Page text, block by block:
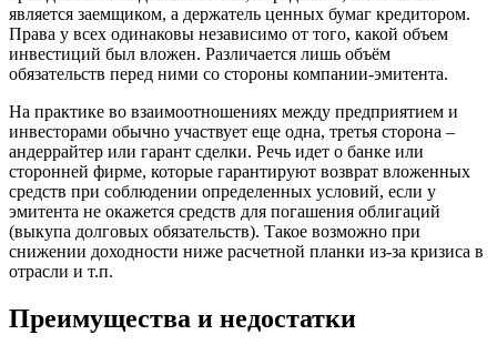
является заемщиком, а держатель ценных бумаг кредитором.
Права у всех одинаковы независимо от того, какой объем
инвестиций был вложен. Различается лишь объём
обязательств перед ними со стороны компании-эмитента.
На практике во взаимоотношениях между предприятием и
инвесторами обычно участвует еще одна, третья сторона –
андеррайтер или гарант сделки. Речь идет о банке или
сторонней фирме, которые гарантируют возврат вложенных
средств при соблюдении определенных условий, если у
эмитента не окажется средств для погашения облигаций
(выкупа долговых обязательств). Такое возможно при
снижении доходности ниже расчетной планки из-за кризиса в
отрасли и т.п.
Преимущества и недостатки